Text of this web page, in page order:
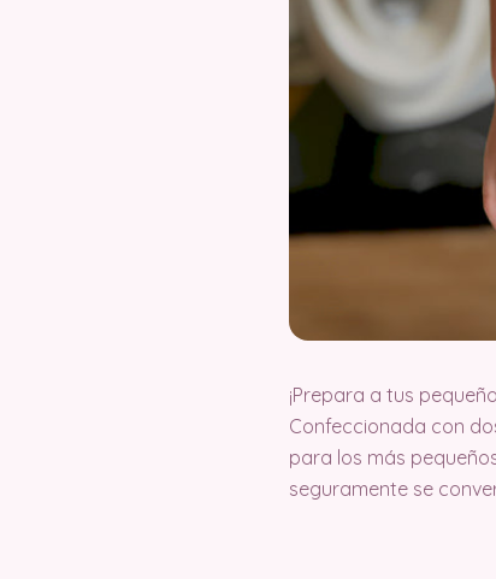
¡Prepara a tus
Confeccionada con
para los más
seguramente se